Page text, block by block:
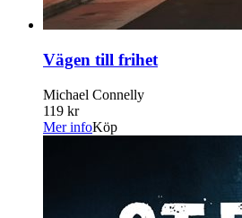
Vägen till frihet
Michael Connelly
119 kr
Mer infoKöp